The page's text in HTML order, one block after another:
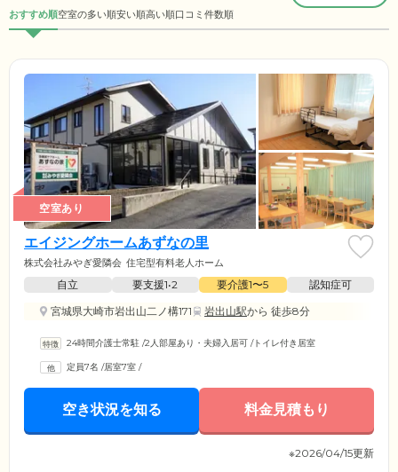
おすすめ順空室の多い順安い順高い順口コミ件数順
空室あり
エイジングホームあずなの里
株式会社みやぎ愛隣会 住宅型有料老人ホーム
自立 要支援1•2 要介護1〜5
認知症可
宮城県大崎市岩出山二ノ構171
岩出山駅から 徒歩8分
24時間介護士常駐 /2人部屋あり・夫婦入居可 /トイレ付き居室
定員7名 /居室7室 /
空き状況を知る 料金見積もり
※2026/04/15更新